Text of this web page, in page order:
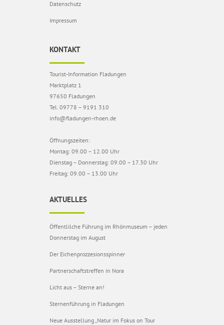
Datenschutz
Impressum
KONTAKT
Tourist-Information Fladungen
Marktplatz 1
97650 Fladungen
Tel. 09778 – 9191 310
info@fladungen-rhoen.de
Öffnungszeiten:
Montag: 09.00 – 12.00 Uhr
Dienstag – Donnerstag: 09.00 – 17.30 Uhr
Freitag: 09.00 – 13.00 Uhr
AKTUELLES
Öffentlilche Führung im Rhönmuseum – jeden
Donnerstag im August
Der Eichenprozzesionsspinner
Partnerschaftstreffen in Nora
Licht aus – Sterne an!
Sternenführung in Fladungen
Neue Ausstellung „Natur im Fokus on Tour